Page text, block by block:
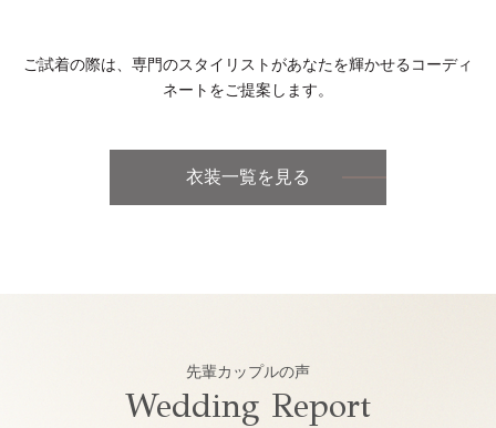
ご試着の際は、専門のスタイリストがあなたを輝かせるコーディ
ネートをご提案します。
衣装一覧を見る
先輩カップルの声
Wedding Report